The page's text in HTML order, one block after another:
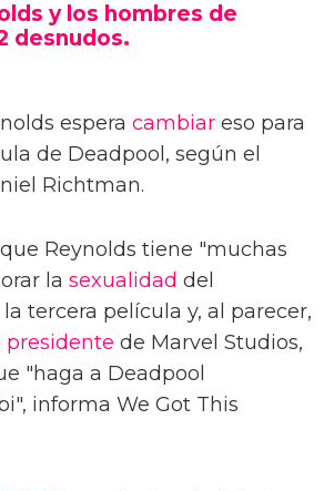
y los hombres de
desnudos.
espera cambiar eso para
de Deadpool, según el
Richtman.
Reynolds tiene "muchas
la sexualidad del
tercera película y, al parecer,
presidente de Marvel Studios,
"haga a Deadpool
informa We Got This